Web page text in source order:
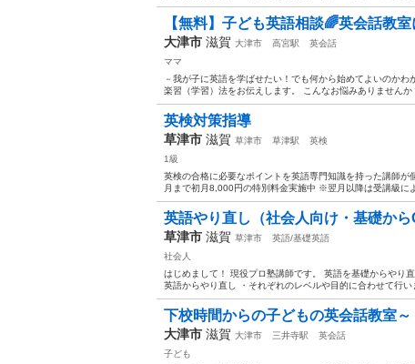
【無料】子ども英語相談🌈英会話教
大津市 滋賀 大津市 高宮駅
英会話
ママ
－我が子に英語を学ばせたい！でも何から始めてよいのか
楽習（学習）法をお伝えします。 こんなお悩みありません
英検対策指導
草津市 滋賀 草津市 草津駅
英検
1級
英検の合格に必要なポイントを英語専門知識を持った講師
月まで初月8,000円の特別料金実施中 ※翌月以降は受講級に
英語やり直し（社会人向け・基礎から
草津市 滋賀 草津市
英語/基礎英語
社会人
はじめまして！ 現役プロ塾講師です。 英語を基礎からやり
英語からやり直し ・それぞれのレベルや目的に合わせて行
下校時間からの子どもの英会話教室～
大津市 滋賀 大津市 三井寺駅
英会話
子ども